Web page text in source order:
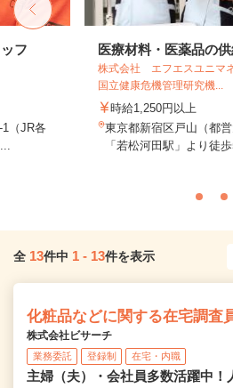
フ
（JR各
医療材料・医薬品の
株式会社 エフエスユニマ
国立健康危機管理研究機...
時給1,250円以上
東京都新宿区戸山（都
「若松河田駅」より徒歩
全 13件中 1 - 13件を表示
化粧品などに関する在宅調査
株式会社ビサーチ
業務委託 登録制 在宅・内職
主婦（夫）・会社員多数活躍中！